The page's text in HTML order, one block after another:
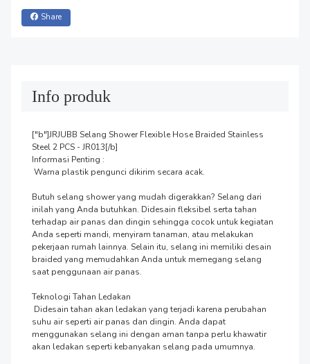
Share
Info produk
["b"]JRJUBB Selang Shower Flexible Hose Braided Stainless
Steel 2 PCS - JR013[/b]
Informasi Penting :
Butuh selang shower yang mudah digerakkan? Selang dari
inilah yang Anda butuhkan. Didesain fleksibel serta tahan
terhadap air panas dan dingin sehingga cocok untuk kegiatan
Anda seperti mandi, menyiram tanaman, atau melakukan
pekerjaan rumah lainnya. Selain itu, selang ini memiliki desain
braided yang memudahkan Anda untuk memegang selang
saat penggunaan air panas.
Teknologi Tahan Ledakan
suhu air seperti air panas dan dingin. Anda dapat
menggunakan selang ini dengan aman tanpa perlu khawatir
akan ledakan seperti kebanyakan selang pada umumnya.